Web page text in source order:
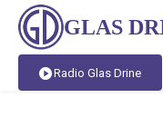
GLAS
Radio Glas Drine